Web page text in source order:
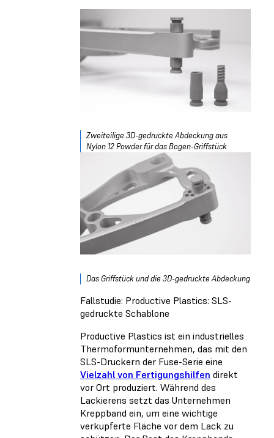
Zweiteilige 3D-gedruckte Abdeckung aus
Nylon 12 Powder für das Bogen-Griffstück
Das Griffstück und die 3D-gedruckte Abdeckung
Fallstudie: Productive Plastics: SLS-
gedruckte Schablone
Productive Plastics ist ein industrielles
Thermoformunternehmen, das mit den
SLS-Druckern der Fuse-Serie eine
Vielzahl von Fertigungshilfen direkt
vor Ort produziert. Während des
Lackierens setzt das Unternehmen
Kreppband ein, um eine wichtige
verkupferte Fläche vor dem Lack zu